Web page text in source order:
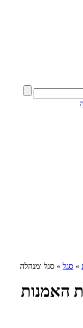
» סגל » סגל ומנהלה
האמנות